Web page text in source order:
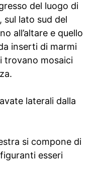
del luogo di
lato sud del
all’altare e quello
inserti di marmi
trovano mosaici
laterali dalla
si compone di
esseri